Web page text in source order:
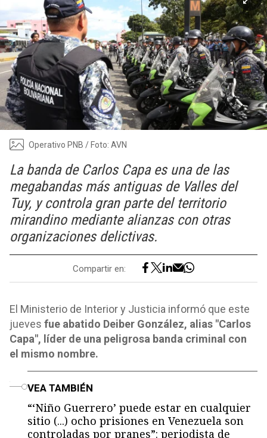
Operativo PNB / Foto: AVN
La banda de Carlos Capa es una de las
megabandas más antiguas de Valles del
Tuy, y controla gran parte del territorio
mirandino mediante alianzas con otras
organizaciones delictivas.
Compartir en:
El Ministerio de Interior y Justicia informó que este
jueves fue abatido Deiber González, alias "Carlos
Capa", líder de una peligrosa banda criminal con
el mismo nombre.
VEA TAMBIÉN
“‘Niño Guerrero’ puede estar en cualquier
sitio (...) ocho prisiones en Venezuela son
controladas por pranes”: periodista de